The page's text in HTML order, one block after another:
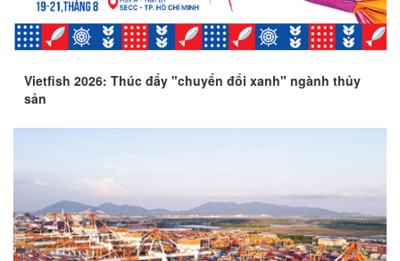
Vietfish 2026: Thúc đẩy "chuyển đổi xanh" ngành thủy
sản